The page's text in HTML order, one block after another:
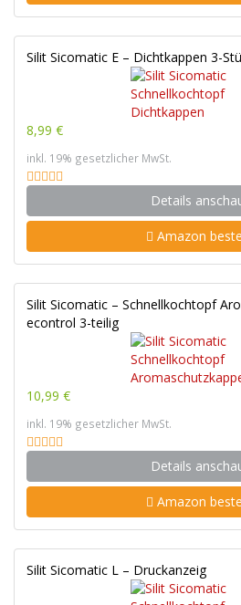
Silit Sicomatic E – Dichtkappen 3-
8,99 €
inkl. 19% gesetzlicher MwSt.
Details
Amazon
Silit Sicomatic – Schnellkochtopf
econtrol 3-teilig
10,99 €
inkl. 19% gesetzlicher MwSt.
Details
Amazon
Silit Sicomatic L – Druckanzeig